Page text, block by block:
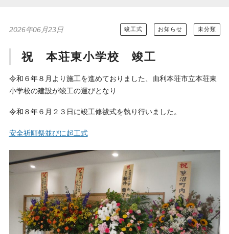
2026年06月23日 竣工式 お知らせ 未分類
祝 本荘東小学校 竣工
令和６年８月より施工を進めておりました、由利本荘市立本荘東
小学校の建設が竣工の運びとなり
令和８年６月２３日に竣工修祓式を執り行いました。
安全祈願祭並びに起工式